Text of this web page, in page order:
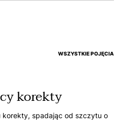
WSZYSTKIE POJĘCIA
korekty
korekty, spadając od szczytu o